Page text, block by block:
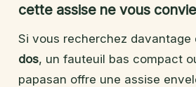
cette assise ne vous
Si vous recherchez davantage
dos, un fauteuil bas compact
papasan offre une assise